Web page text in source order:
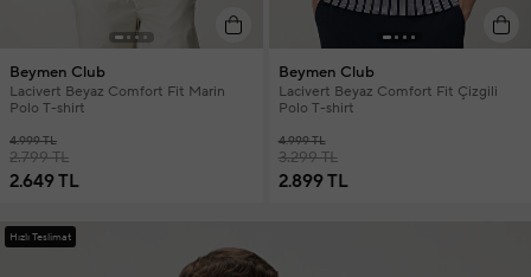
Beymen Club
Lacivert Beyaz Comfort Fit Marin
Polo T-shirt
4.999 TL
2.799 TL
2.649 TL
Beymen Club
Lacivert Beyaz Comfort Fit Çizgili
Polo T-shirt
4.999 TL
3.299 TL
2.899 TL
Hızlı Teslimat